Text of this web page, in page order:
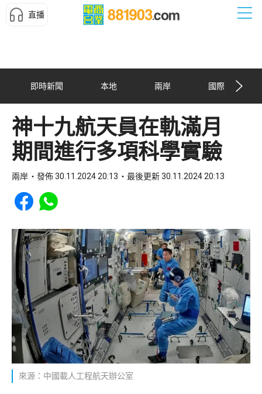
直播
即時新聞 本地 兩岸 國際
神十九航天員在軌滿月
期間進行多項科學實驗
兩岸 發佈 30.11.2024 20:13 最後更新 30.11.2024 20:13
Share to Facebook
Share to WhatsApp
來源：中國載人工程航天辦公室